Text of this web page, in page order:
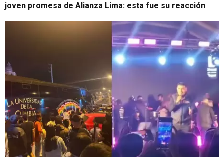
joven promesa de Alianza Lima: esta fue su reacción